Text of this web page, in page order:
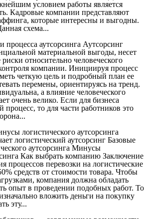
условием работы является
Кадровые компании представляют
которые интересны и выгодны.
схема...
процесса аутсорсинга Аутсорсинг
материальной выгоды, несет
относительно человеческого
компании. Инициируя процесс
четкую цель и подробный план ее
перемены, ориентируясь на тренд.
а влияние человеческого
очень велико. Если для бизнеса
то для части работников это
логистического аутсорсинга
логистический аутсорсинг Базовые
аутсорсинга Минусы
Как выбрать компанию Заключение
процессов перевозки на логистические
средств от стоимости товара. Чтобы
компания должна обладать
опыт в проведении подобных работ. То
вложить деньги на покупку
эту...